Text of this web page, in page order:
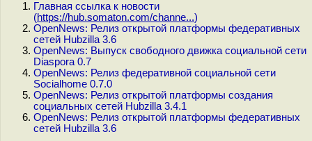
Главная ссылка к новости
(https://hub.somaton.com/channe...)
OpenNews: Релиз открытой платформы федеративных
сетей Hubzilla 3.6
OpenNews: Выпуск свободного движка социальной сети
Diaspora 0.7
OpenNews: Релиз федеративной социальной сети
Socialhome 0.7.0
OpenNews: Релиз открытой платформы создания
социальных сетей Hubzilla 3.4.1
OpenNews: Релиз открытой платформы федеративных
сетей Hubzilla 3.6